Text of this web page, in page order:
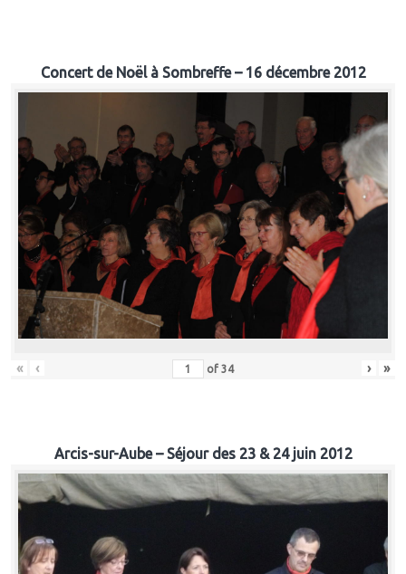
Concert de Noël à Sombreffe – 16 décembre 2012
« ‹ of 34 › »
Arcis-sur-Aube – Séjour des 23 & 24 juin 2012